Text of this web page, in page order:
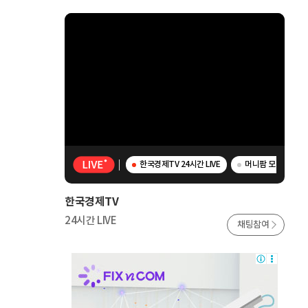
한국경제TV 24시간 LIVE 머니팜 모닝라이브
한국경제TV
24시간 LIVE 채팅참여